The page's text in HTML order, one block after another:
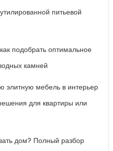
питьевой
подобрать оптимальное
камней
элитную мебель в интерьер
для квартиры или
дом? Полный разбор